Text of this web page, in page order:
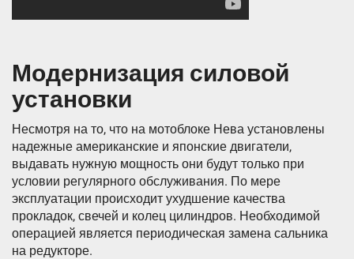
Модернизация силовой
установки
Несмотря на то, что на мотоблоке Нева установлены
надежные американские и японские двигатели,
выдавать нужную мощность они будут только при
условии регулярного обслуживания. По мере
эксплуатации происходит ухудшение качества
прокладок, свечей и колец цилиндров. Необходимой
операцией является периодическая замена сальника
на редукторе.